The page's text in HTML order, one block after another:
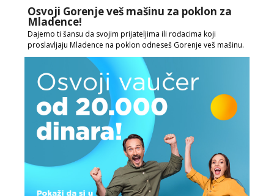
Osvoji Gorenje veš mašinu za poklon za
Mladence!
Dajemo ti šansu da svojim prijateljima ili rođacima koji
proslavljaju Mladence na poklon odneseš Gorenje veš mašinu.